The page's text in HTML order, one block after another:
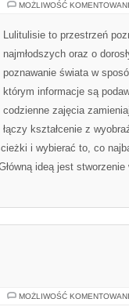
MOŻLIWOŚĆ
Lulitulisie to przestrzeń
najmłodszych oraz o
poznawanie świata w
którym informacje są
codzienne zajęcia
łączy kształcenie z
i wybierać to, co
ideą jest
MOŻLIWOŚĆ